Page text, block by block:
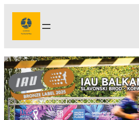
Idi
sadržaj